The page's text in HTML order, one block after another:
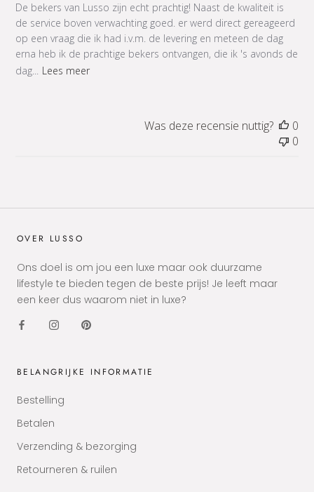
De bekers van Lusso zijn echt prachtig! Naast de kwaliteit is
de service boven verwachting goed. er werd direct gereageerd
op een vraag die ik had i.v.m. de levering en meteen de dag
erna heb ik de prachtige bekers ontvangen, die ik 's avonds de
dag... Lees meer
Was deze recensie nuttig?
0
0
OVER LUSSO
Ons doel is om jou een luxe maar ook duurzame
lifestyle te bieden tegen de beste prijs! Je leeft maar
een keer dus waarom niet in luxe?
BELANGRIJKE INFORMATIE
Bestelling
Betalen
Verzending & bezorging
Retourneren & ruilen